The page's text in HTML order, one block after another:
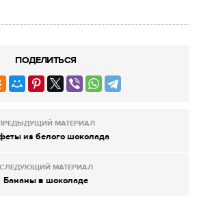
ПОДЕЛИТЬСЯ
МАТЕРИАЛ
из белого шоколада
СЛЕДУЮЩИЙ МАТЕРИАЛ
Бананы в шоколаде